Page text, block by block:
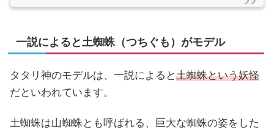
一説によると土蜘蛛（つちぐも）がモデル
タタリ神のモデルは、一説によると土蜘蛛という妖怪
だといわれています。
土蜘蛛は山蜘蛛とも呼ばれる、巨大な蜘蛛の姿をした